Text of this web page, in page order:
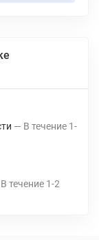
В течение 1-
В течение 1-2